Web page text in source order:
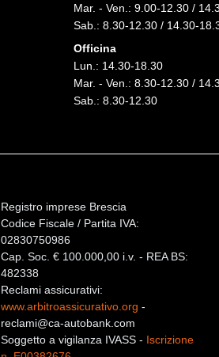
Mar. - Ven.: 9.00-12.30 /
Sab.: 8.30-12.30 / 14.30-
Officina
Lun.: 14.30-18.30
Mar. - Ven.: 8.30-12.30 /
Sab.: 8.30-12.30
Registro imprese Brescia
Codice Fiscale / Partita IVA:
02830750986
Cap. Soc. € 100.000,00 i.v. - REA BS:
482338
Reclami assicurativi:
www.arbitroassicurativo.org -
reclami@ca-autobank.com
Soggetto a vigilanza IVASS - Iscrizione